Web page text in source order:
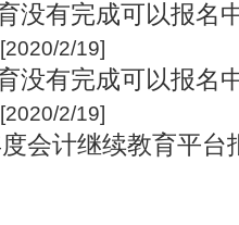
没有完成可以报名
[2020/2/19]
没有完成可以报名
[2020/2/19]
会计继续教育平台